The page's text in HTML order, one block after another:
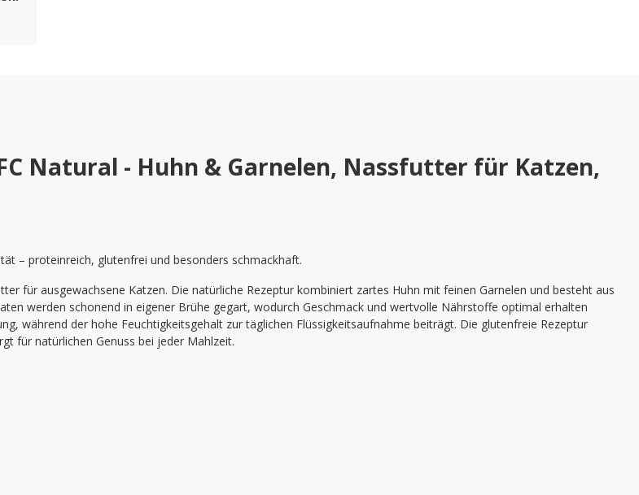
Natural - Huhn & Garnelen, Nassfutter für Katzen,
– proteinreich, glutenfrei und besonders schmackhaft.
für ausgewachsene Katzen. Die natürliche Rezeptur kombiniert zartes Huhn mit feinen Garnelen und besteht aus
werden schonend in eigener Brühe gegart, wodurch Geschmack und wertvolle Nährstoffe optimal erhalten
während der hohe Feuchtigkeitsgehalt zur täglichen Flüssigkeitsaufnahme beiträgt. Die glutenfreie Rezeptur
für natürlichen Genuss bei jeder Mahlzeit.